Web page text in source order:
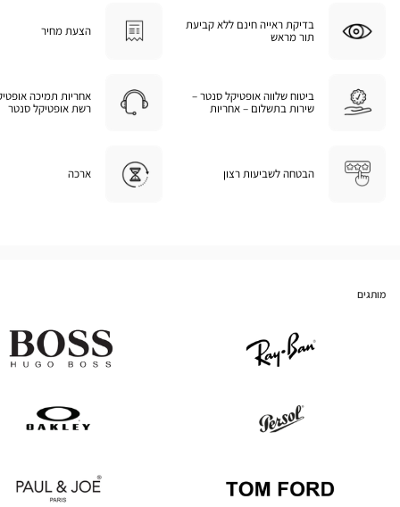
בדיקת ראייה חינם ללא קביעת
תור מראש
הצעת מחיר
ביטוח שלווה אופטיקל סנטר –
שירות בתשלום – אחריות
אחריות תמיכה
רשת אופטיקל סנטר
הבטחה לשביעות רצון ארכה
מותגים